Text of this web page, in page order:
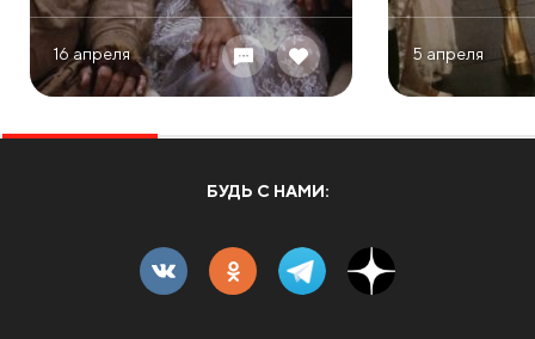
16 апреля 5 апреля
БУДЬ С НАМИ: